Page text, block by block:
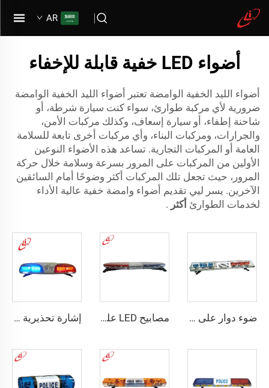
AR
أضواء LED خفية قابلة للإخفاء
أضواء الليد الخفية الوامضة تعتبر أضواء الليد الخفية الوامضة
ضرورية لأي مركبة طوارئ، سواء كنت سيارة شرطة، أو
شاحنة إطفاء، أو سيارة إسعاف، وكذلك مركبات الأمن،
والجرارات، ومركبات البناء، وأي مركبات أخرى تابعة للسلامة
العامة أو المركبات التجارية. تساعد هذه الأضواء النوعين
الأولين من المركبات على المرور بسرعة وسلامة خلال حركة
المرور، حيث تجعل تلك المركبات أكثر وضوحًا أمام السائقين
الآخرين. يسر ليي تقديم أضواء وامضة خفية عالية الأداء
لخدمات الطوارئ أكثر .
ضوء دوار على شكل شبه منحرف مصنوع من مادة الهالوجين مصابيح LED على شكل بيضوية عالية السطوع إشارة تحذيرية للشرطة LED/شاشة عرض مضيئة برتقالية زاهية